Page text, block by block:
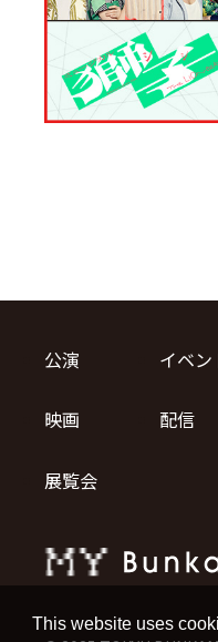
This website uses
公演
映画
展覧会
イベン
配信